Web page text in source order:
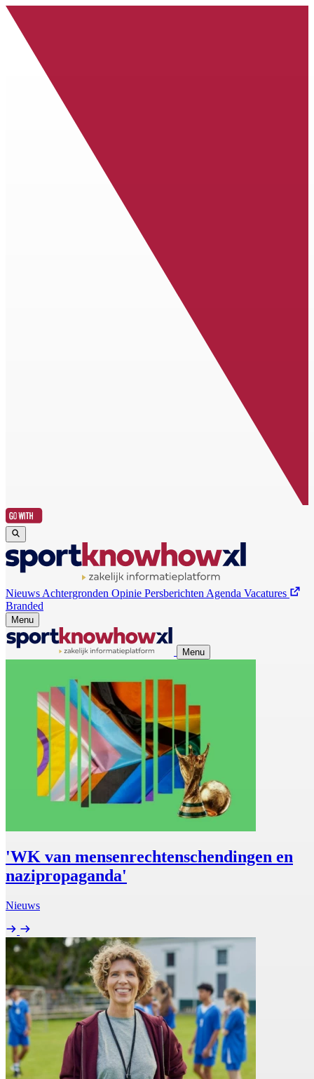
Nieuws Achtergronden Opinie Persberichten Agenda Vacatures
Branded
Menu
Menu
'WK van mensenrechtenschendingen en
nazipropaganda'
Nieuws